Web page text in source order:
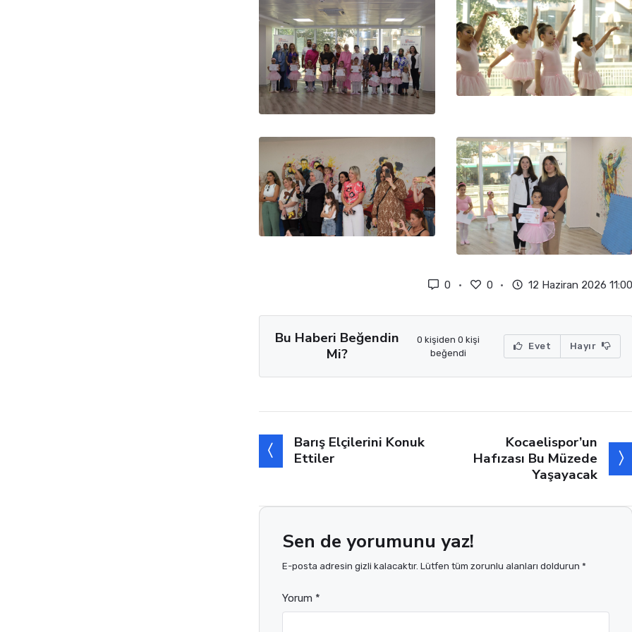
0 0 12 Haziran 2026 11:00
Bu Haberi Beğendin
Mi?
0 kişiden 0 kişi
beğendi
Evet Hayır
Barış Elçilerini Konuk
Ettiler
Kocaelispor’un
Hafızası Bu Müzede
Yaşayacak
Sen de yorumunu yaz!
E-posta adresin gizli kalacaktır. Lütfen tüm zorunlu alanları doldurun *
Yorum *